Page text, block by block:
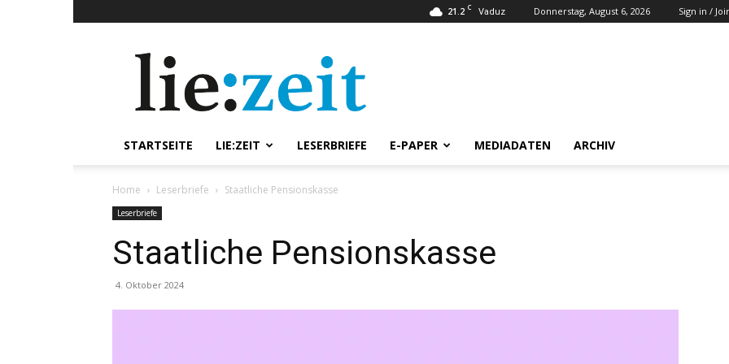
21.2 C Vaduz Donnerstag, August 6, 2026 Sign in /
STARTSEITE LIE:ZEIT LESERBRIEFE E-PAPER MEDIADATEN ARCHIV
Home Leserbriefe Staatliche Pensionskasse
Leserbriefe
Staatliche Pensionskasse
4. Oktober 2024